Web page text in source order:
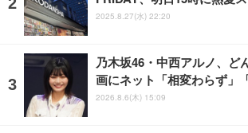
2025.8.27(水) 22:20
乃木坂46・中西アルノ、ど
画にネット「相変わらず」
2026.8.6(木) 15:09